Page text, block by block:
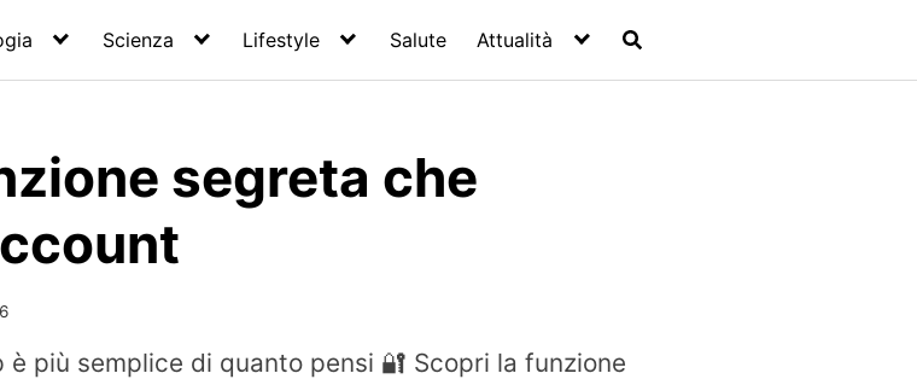
Scienza Lifestyle Salute Attualità
segreta che
più semplice di quanto pensi 🔐 Scopri la funzione